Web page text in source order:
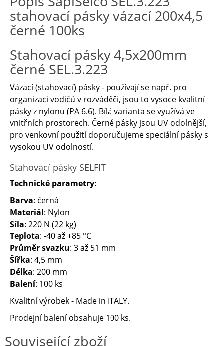
stahovací pásky vázací 200x4,5
černé 100ks
Stahovací pásky 4,5x200mm
černé SEL.3.223
Vázací (stahovací) pásky - používají se např. pro
organizaci vodičů v rozváděči, jsou to vysoce kvalitní
pásky z nylonu (PA 6.6). Bílá varianta se využívá ve
vnitřních prostorech. Černé pásky jsou UV odolnější,
pro venkovní použití doporučujeme speciální pásky s
vysokou UV odolností.
Stahovací pásky SELFIT
Technické parametry:
Barva: černá
Materiál: Nylon
Síla: 220 N (22 kg)
Teplota: -40 až +85 °C
Průměr svazku: 3 až 51 mm
Šířka: 4,5 mm
Délka: 200 mm
Balení: 100 ks
Kvalitní výrobek - Made in ITALY.
Prodejní balení obsahuje 100 ks.
Související zboží